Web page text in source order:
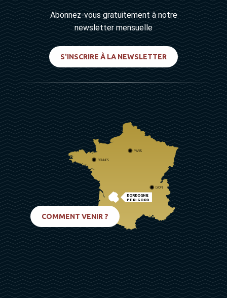
Abonnez-vous gratuitement à notre
newsletter mensuelle
S'INSCRIRE À LA NEWSLETTER
DORDOGNE
PÉRIGORD
PARIS
RENNES
LYON
COMMENT VENIR ?